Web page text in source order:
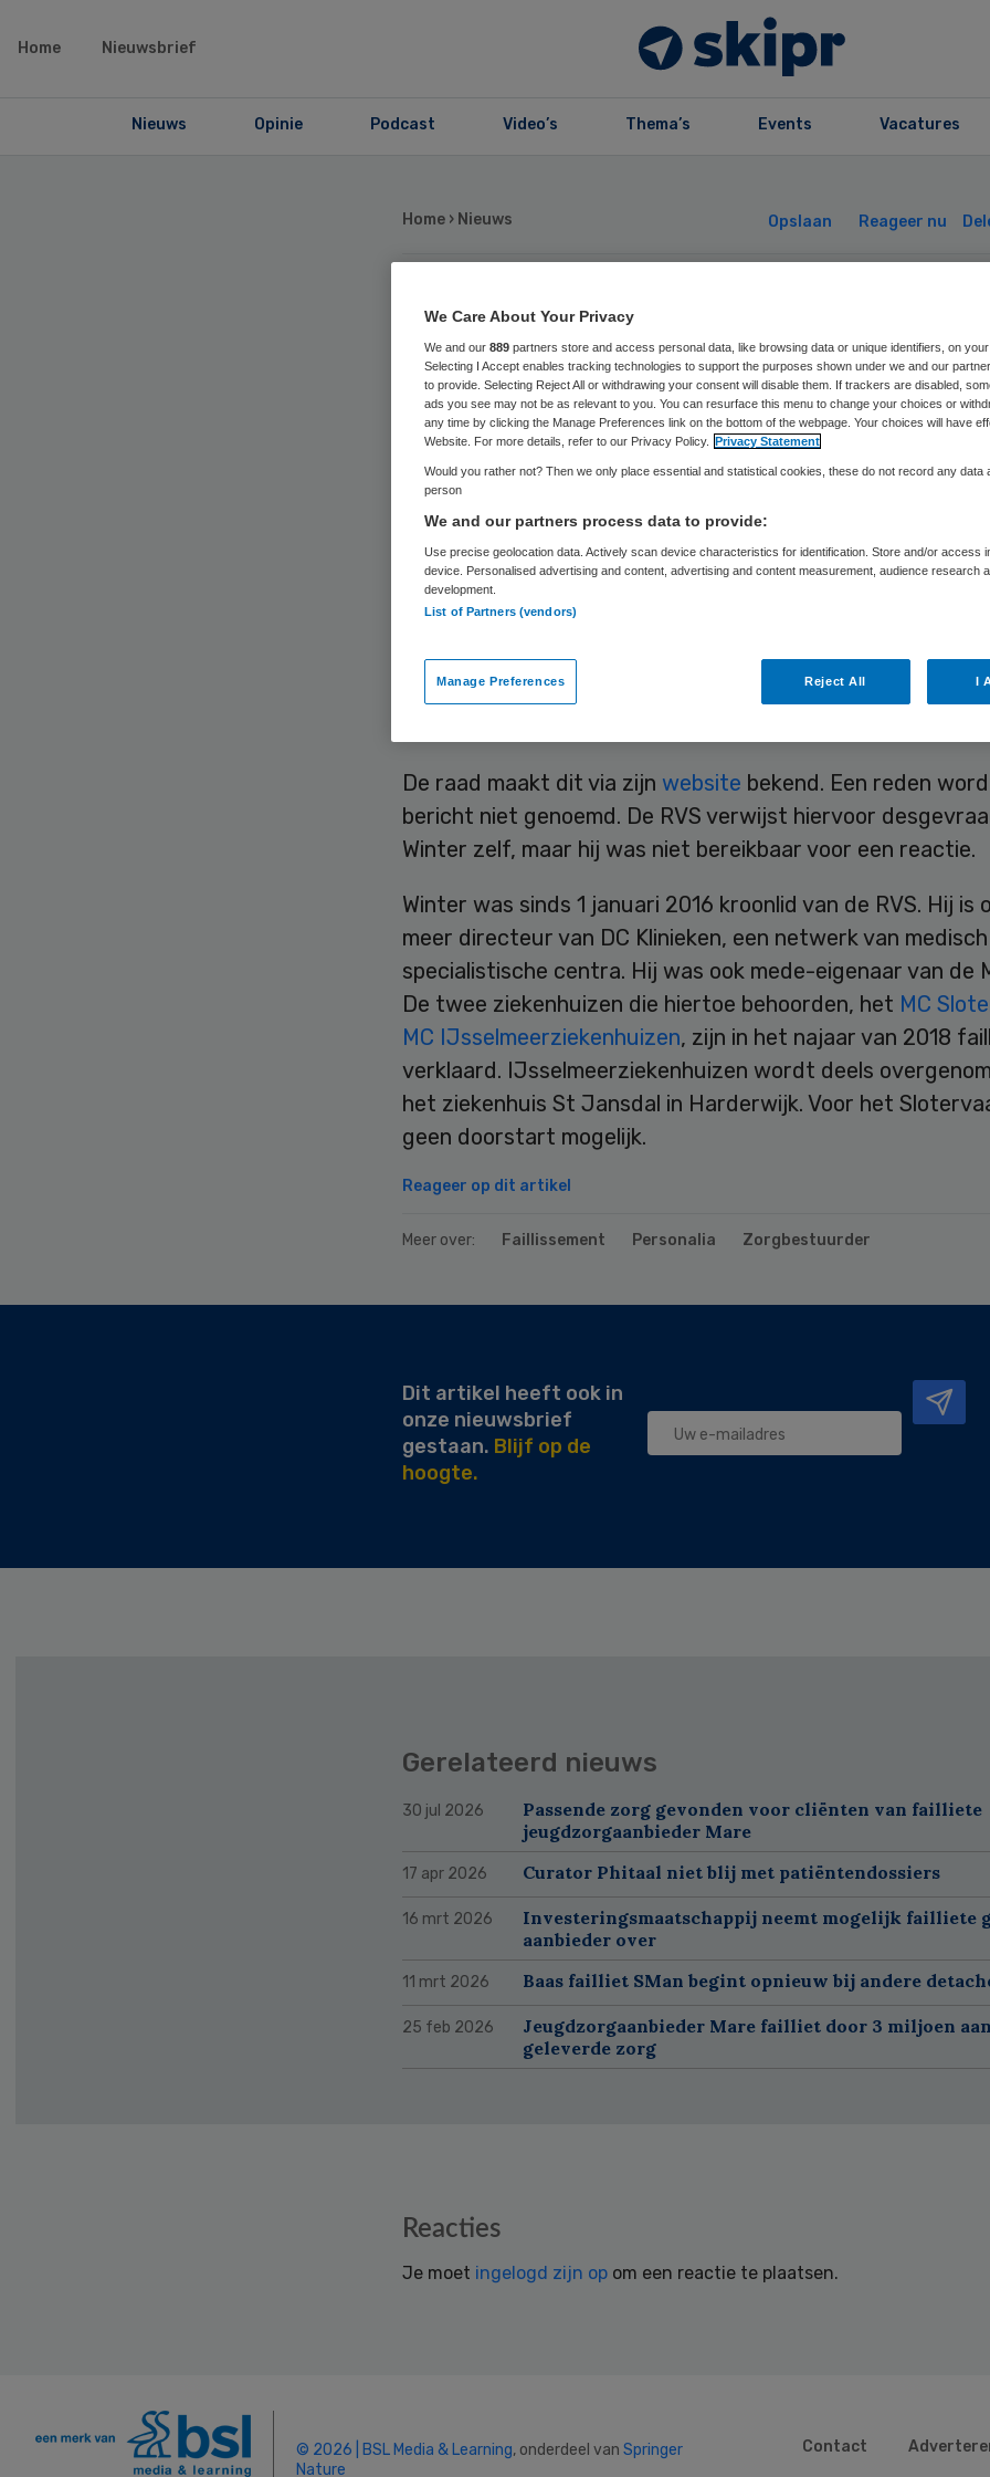
Home Nieuwsbrief
Nieuws Opinie Podcast Video’s Thema’s Events Vacatures
Home › Nieuws Opslaan Reageer nu
Loek Winter legt
lidmaatschap RVS
neer
Skipr Redactie 3 januari 2019,14:35 73 keer gelezen
Zorgondernemer Loek Winter heeft zijn lidmaatschap van
voor Volksgezondheid en Samenleving (RVS) neergelegd.
De raad maakt dit via zijn website bekend. Een reden
bericht niet genoemd. De RVS verwijst hiervoor
Winter zelf, maar hij was niet bereikbaar voor een reactie.
Winter was sinds 1 januari 2016 kroonlid van de RVS. Hij is
meer directeur van DC Klinieken, een netwerk van medisch
specialistische centra. Hij was ook mede-eigenaar van de
De twee ziekenhuizen die hiertoe behoorden, het MC
MC IJsselmeerziekenhuizen, zijn in het najaar van 2018
verklaard. IJsselmeerziekenhuizen wordt deels
het ziekenhuis St Jansdal in Harderwijk. Voor het
geen doorstart mogelijk.
Reageer op dit artikel
Meer over: Faillissement Personalia Zorgbestuurder
Dit artikel heeft ook in
onze nieuwsbrief
gestaan. Blijf op de
hoogte.
Gerelateerd nieuws
30 jul 2026
Passende zorg gevonden voor cliënten van failliete
jeugdzorgaanbieder Mare
17 apr 2026 Curator Phitaal niet blij met patiëntendossiers
16 mrt 2026
Investeringsmaatschappij neemt mogelijk failliete
aanbieder over
11 mrt 2026 Baas failliet SMan begint opnieuw bij andere
25 feb 2026
Jeugdzorgaanbieder Mare failliet door 3 miljoen
geleverde zorg
Reacties
Je moet ingelogd zijn op om een reactie te plaatsen.
© 2026 | BSL Media & Learning, onderdeel van Springer
Nature
Contact
We Care About Your Privacy
We and our 889 partners store and access personal data, like browsing data or unique identifiers, on your
Selecting I Accept enables tracking technologies to support the purposes shown under we and our
to provide. Selecting Reject All or withdrawing your consent will disable them. If trackers are disabled,
ads you see may not be as relevant to you. You can resurface this menu to change your choices or
any time by clicking the Manage Preferences link on the bottom of the webpage. Your choices will have
Website. For more details, refer to our Privacy Policy.
Privacy Statement
Would you rather not? Then we only place essential and statistical cookies, these do not record any data
person
We and our partners process data to provide:
Use precise geolocation data. Actively scan device characteristics for identification. Store and/or access
device. Personalised advertising and content, advertising and content measurement, audience research
development.
List of Partners (vendors)
Manage Preferences Reject All I